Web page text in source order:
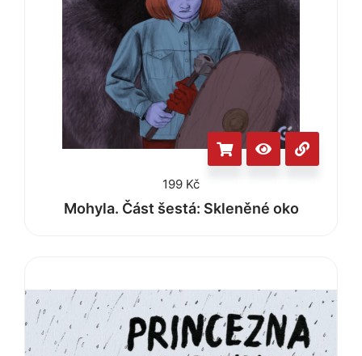
199 Kč
Mohyla. Část šestá: Skleněné oko